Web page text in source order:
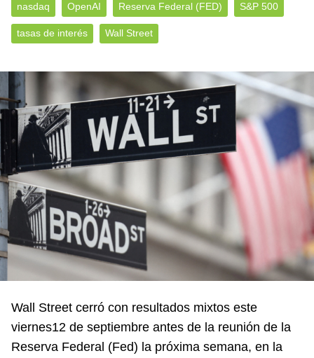
nasdaq OpenAI Reserva Federal (FED) S&P 500
tasas de interés Wall Street
Wall Street cerró con resultados mixtos este
viernes12 de septiembre antes de la reunión de la
Reserva Federal (Fed) la próxima semana, en la